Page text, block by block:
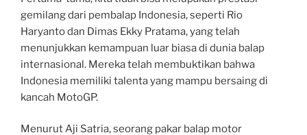
gemilang dari pembalap Indonesia, seperti Rio
Haryanto dan Dimas Ekky Pratama, yang telah
menunjukkan kemampuan luar biasa di dunia balap
internasional. Mereka telah membuktikan bahwa
Indonesia memiliki talenta yang mampu bersaing di
kancah MotoGP.
Menurut Aji Satria, seorang pakar balap motor